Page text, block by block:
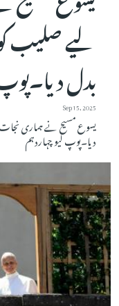
لیے صلیب کو
بدل
Sep 15, 2025
یسوع مسیح نے ہماری نجات
دیا۔پوپ لیو چہاردہم